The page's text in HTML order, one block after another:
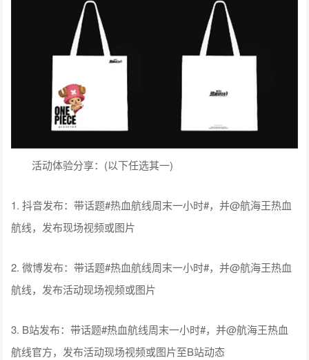
活动体验分享：(以下任选其一)
1. 抖音发布：带话题#热血航线周末一小时#，并@航海王热血
航线，发布现场视频或图片
2. 微博发布：带话题#热血航线周末一小时#，并@航海王热血
航线，发布活动现场视频或图片
3. B站发布：带话题#热血航线周末一小时#，并@航海王热血
航线官方，发布活动现场视频或图片至B站动态